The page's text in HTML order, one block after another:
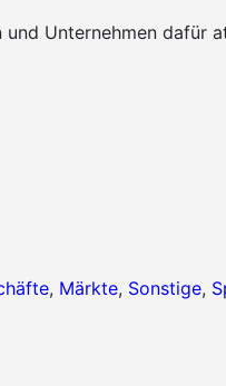
Unternehmen dafür
, Märkte, Sonstige,